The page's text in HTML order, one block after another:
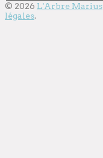
© 2026 L'Arbre Marius
légales.